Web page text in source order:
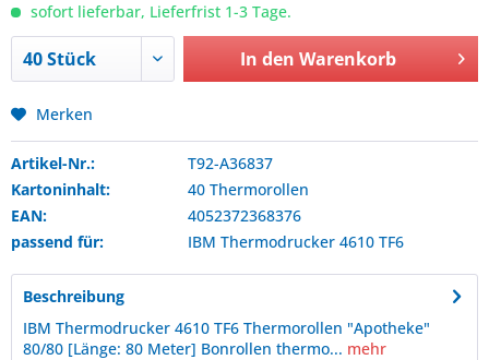
sofort lieferbar, Lieferfrist 1-3 Tage.
In den Warenkorb
Merken
Artikel-Nr.:
T92-A36837
Kartoninhalt:
40 Thermorollen
EAN:
4052372368376
passend für:
IBM Thermodrucker 4610 TF6
Beschreibung
IBM Thermodrucker 4610 TF6 Thermorollen "Apotheke"
80/80 [Länge: 80 Meter] Bonrollen thermo... mehr